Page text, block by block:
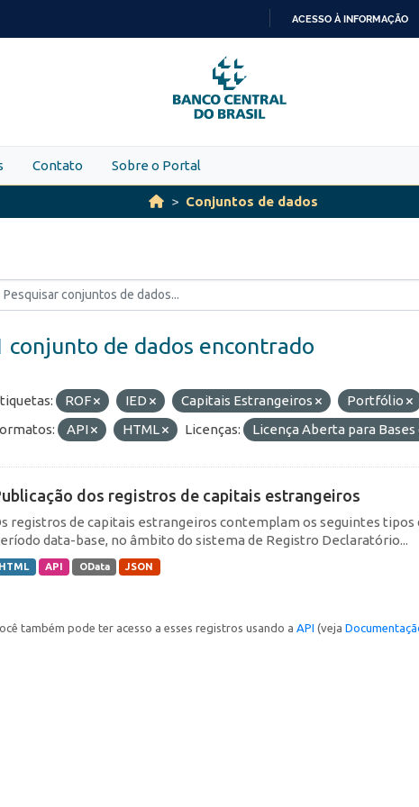
PARA
O
CONTEÚDO
ACESSO À INFORMAÇÃO
Contato Sobre o Portal
Conjuntos de dados
conjunto de dados encontrado
ROF IED Capitais Estrangeiros
Portfólio
API HTML Licenças: Licença Aberta para
dos registros de capitais estrangeiros
registros de capitais estrangeiros contemplam os seguintes tipos
data-base, no âmbito do sistema de Registro Declaratório...
HTML API OData JSON
também pode ter acesso a esses registros usando a API (veja